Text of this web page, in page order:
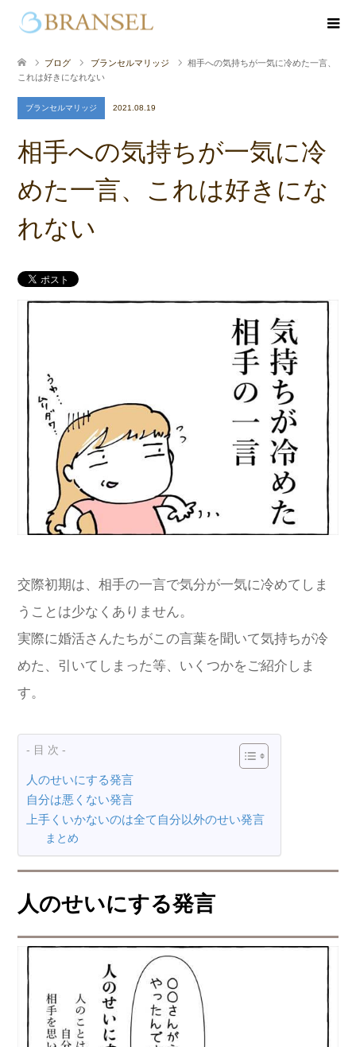
ブログ ブランセルマリッジ
相手への気持ちが一気に冷めた一言、
これは好きになれない
ブランセルマリッジ 2021.08.19
相手への気持ちが一気に冷
めた一言、これは好きにな
れない
交際初期は、相手の一言で気分が一気に冷めてしま
うことは少なくありません。
実際に婚活さんたちがこの言葉を聞いて気持ちが冷
めた、引いてしまった等、いくつかをご紹介しま
す。
- 目 次 -
人のせいにする発言
自分は悪くない発言
上手くいかないのは全て自分以外のせい発言
まとめ
人のせいにする発言